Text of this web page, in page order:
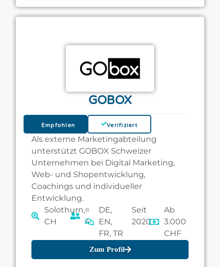
GOBOX
Empfohlen Verifiziert
Als externe Marketingabteilung
unterstützt GOBOX Schweizer
Unternehmen bei Digital Marketing,
Web- und Shopentwicklung,
Coachings und individueller
Entwicklung.
Solothurn,
CH
≈
4
DE,
EN,
FR, TR
Seit
2020
Ab
3.000
CHF
Zum Profil